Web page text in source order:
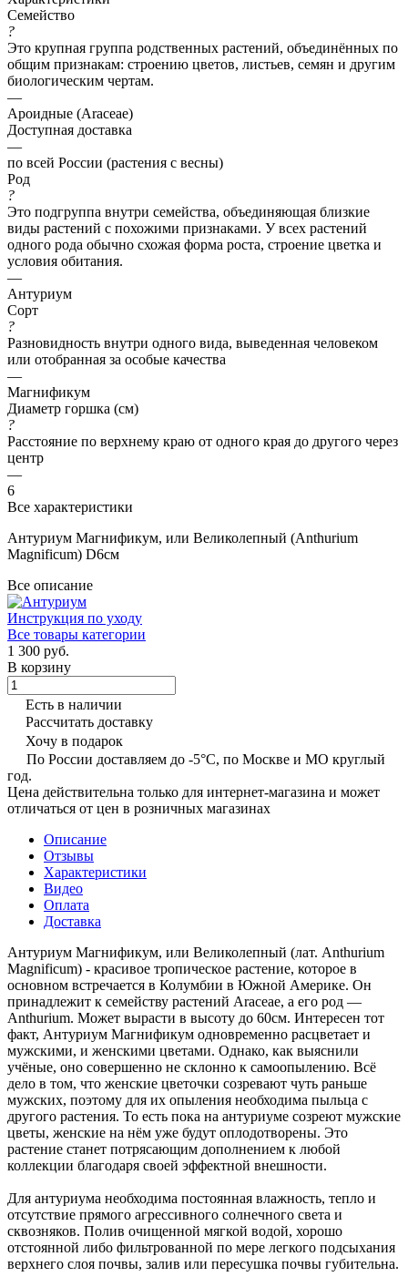
Семейство
?
Это крупная группа родственных растений, объединённых по
общим признакам: строению цветов, листьев, семян и другим
биологическим чертам.
—
Ароидные (Araceae)
Доступная доставка
—
по всей России (растения с весны)
Род
?
Это подгруппа внутри семейства, объединяющая близкие
виды растений с похожими признаками. У всех растений
одного рода обычно схожая форма роста, строение цветка и
условия обитания.
—
Антуриум
Сорт
?
Разновидность внутри одного вида, выведенная человеком
или отобранная за особые качества
—
Магнификум
Диаметр горшка (см)
?
Расстояние по верхнему краю от одного края до другого через
центр
—
6
Все характеристики
Антуриум Магнификум, или Великолепный (Anthurium
Magnificum) D6см
Все описание
Инструкция по уходу
Все товары категории
1 300 руб.
В корзину
Есть в наличии
Рассчитать доставку
Хочу в подарок
По России доставляем до -5°C, по Москве и МО круглый
год.
Цена действительна только для интернет-магазина и может
отличаться от цен в розничных магазинах
Описание
Отзывы
Характеристики
Видео
Оплата
Доставка
Антуриум Магнификум, или Великолепный (лат. Anthurium
Magnificum) - красивое тропическое растение, которое в
основном встречается в Колумбии в Южной Америке. Он
принадлежит к семейству растений Araceae, а его род —
Anthurium. Может вырасти в высоту до 60см. Интересен тот
факт, Антуриум Магнификум одновременно расцветает и
мужскими, и женскими цветами. Однако, как выяснили
учёные, оно совершенно не склонно к самоопылению. Всё
дело в том, что женские цветочки созревают чуть раньше
мужских, поэтому для их опыления необходима пыльца с
другого растения. То есть пока на антуриуме созреют мужские
цветы, женские на нём уже будут оплодотворены. Это
растение станет потрясающим дополнением к любой
коллекции благодаря своей эффектной внешности.
Для антуриума необходима постоянная влажность, тепло и
отсутствие прямого агрессивного солнечного света и
сквозняков. Полив очищенной мягкой водой, хорошо
отстоянной либо фильтрованной по мере легкого подсыхания
верхнего слоя почвы, залив или пересушка почвы губительна.